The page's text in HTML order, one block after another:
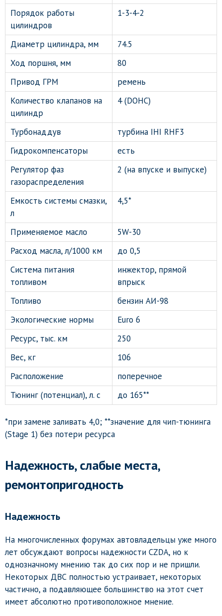
Порядок работы
цилиндров
1-3-4-2
Диаметр цилиндра, мм
74.5
Ход поршня, мм
80
Привод ГРМ
ремень
Количество клапанов на
цилиндр
4 (DOHC)
Турбонаддув
турбина IHI RHF3
Гидрокомпенсаторы
есть
Регулятор фаз
газораспределения
2 (на впуске и выпуске)
Емкость системы смазки,
л
4,5*
Применяемое масло
5W-30
Расход масла, л/1000 км
до 0,5
Система питания
топливом
инжектор, прямой
впрыск
Топливо
бензин АИ-98
Экологические нормы
Euro 6
Ресурс, тыс. км
250
Вес, кг
106
Расположение
поперечное
Тюнинг (потенциал), л. с
до 165**
*при замене заливать 4,0; **значение для чип-тюнинга
(Stage 1) без потери ресурса
Надежность, слабые места,
ремонтопригодность
Надежность
На многочисленных форумах автовладельцы уже много
лет обсуждают вопросы надежности CZDA, но к
однозначному мнению так до сих пор и не пришли.
Некоторых ДВС полностью устраивает, некоторых
частично, а подавляющее большинство на этот счет
имеет абсолютно противоположное мнение.